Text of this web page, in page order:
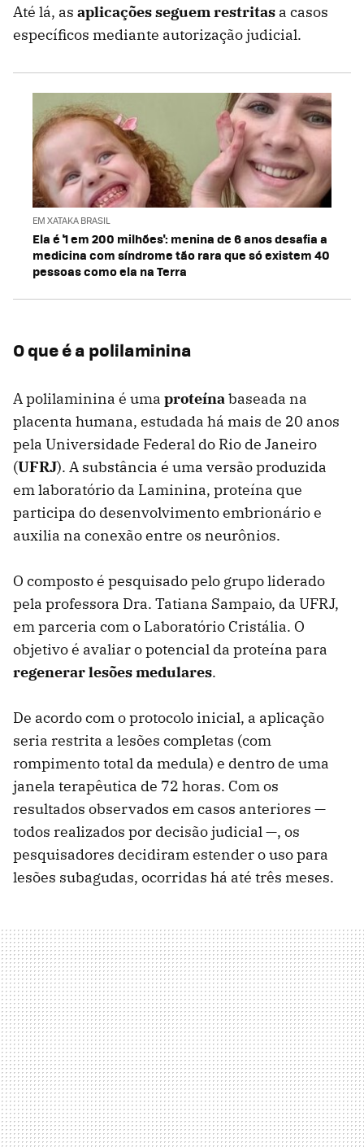
Até lá, as aplicações seguem restritas a casos
específicos mediante autorização judicial.
EM XATAKA BRASIL
Ela é '1 em 200 milhões': menina de 6 anos desafia a
medicina com síndrome tão rara que só existem 40
pessoas como ela na Terra
O que é a polilaminina
A polilaminina é uma proteínabaseada na
placenta humana, estudada há mais de 20 anos
pela Universidade Federal do Rio de Janeiro
(UFRJ). A substância é uma versão produzida
em laboratório da Laminina, proteína que
participa do desenvolvimento embrionário e
auxilia na conexão entre os neurônios.
O composto é pesquisado pelo grupo liderado
pela professora Dra. Tatiana Sampaio, da UFRJ,
em parceria com o Laboratório Cristália. O
objetivo é avaliar o potencial da proteína para
regenerar lesões medulares.
De acordo com o protocolo inicial, a aplicação
seria restrita a lesões completas (com
rompimento total da medula) e dentro de uma
janela terapêutica de 72 horas. Com os
resultados observados em casos anteriores —
todos realizados por decisão judicial —, os
pesquisadores decidiram estender o uso para
lesões subagudas, ocorridas há até três meses.